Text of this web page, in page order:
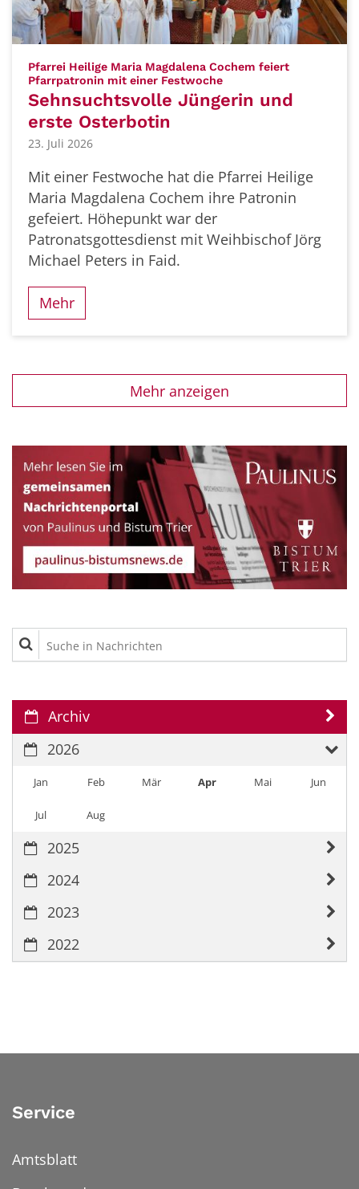
Pfarrei Heilige Maria Magdalena Cochem feiert
Pfarrpatronin mit einer Festwoche:
Sehnsuchtsvolle Jüngerin und
erste Osterbotin
23. Juli 2026
Mit einer Festwoche hat die Pfarrei Heilige
Maria Magdalena Cochem ihre Patronin
gefeiert. Höhepunkt war der
Patronatsgottesdienst mit Weihbischof Jörg
Michael Peters in Faid.
Mehr
Mehr anzeigen
Suche in Nachrichten
Archiv
2026
Jan Feb Mär Apr Mai Jun
Jul Aug
2025
2024
2023
2022
Service
Amtsblatt